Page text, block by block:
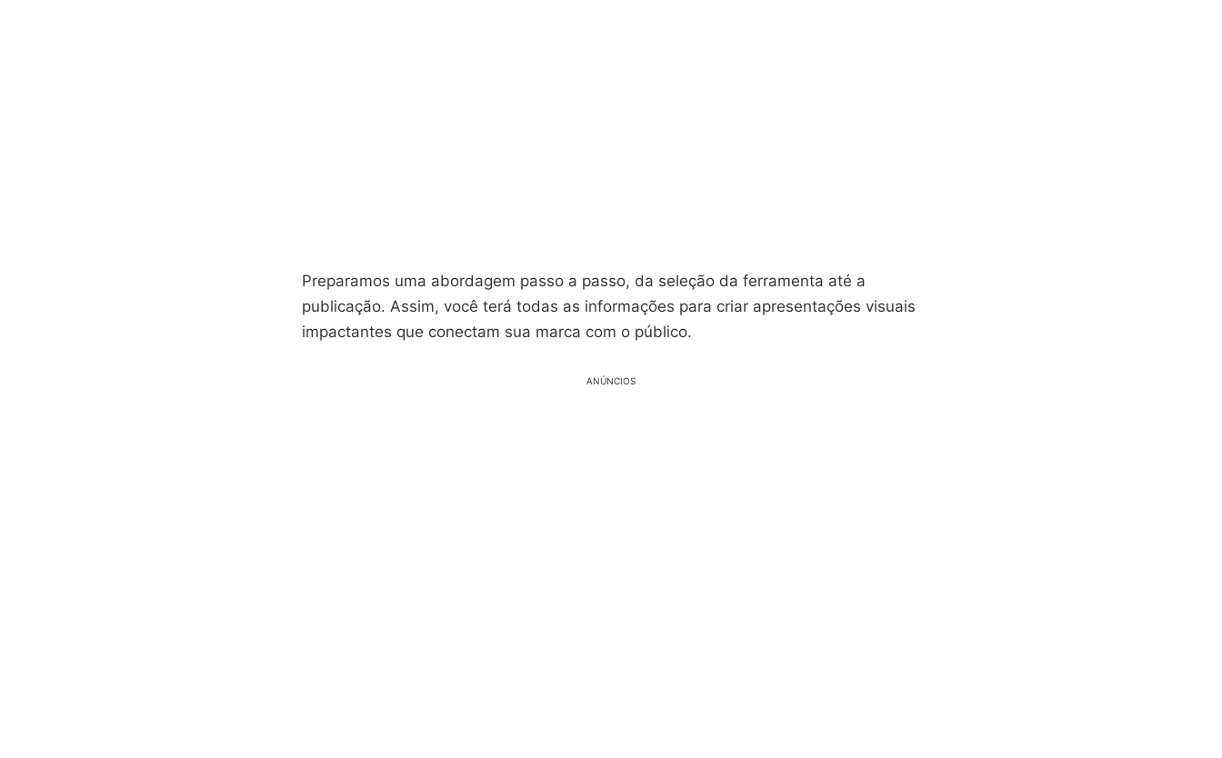
Preparamos uma abordagem passo a passo, da seleção da ferramenta até a
publicação. Assim, você terá todas as informações para criar apresentações visuais
impactantes que conectam sua marca com o público.
ANÚNCIOS